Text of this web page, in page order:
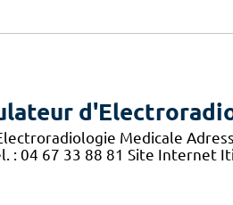
Medicale
: 04 67 33 88 81 Site Internet